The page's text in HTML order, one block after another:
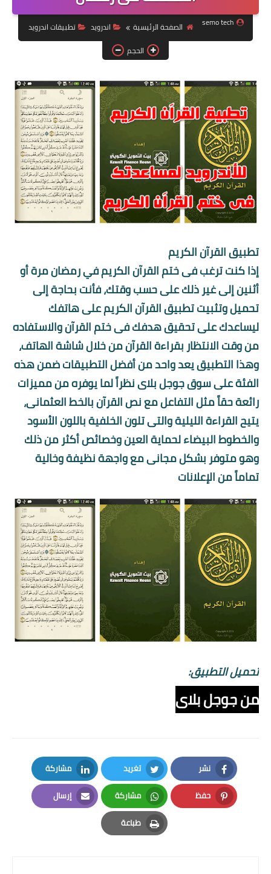
ويندوز 8.1
ويندوز 7
ويندوز xp
اندرويد
ايفون
مراجعات
الربح من الانترنت
الحماية
semo tech الصفحة الرئيسية اندرويد
تطبيقات اندرويد
الحجم
تطبيق القرآن الكريم
إذا كنت ترغب فى ختم القرآن الكريم في رمضان مرة أو
أثنين إلى غير ذلك على حسب وقتك، فأنت بحاجة إلى
تحميل وتثبيت تطبيق القرآن الكريم على هاتفك
ليساعدك على تحقيق هدفك فى ختم القرآن والاستفاده
من وقت الانتظار بقراءة القرآن من خلال شاشة الهاتف،
وهذا التطبيق يعد واحد من أفضل التطبيقات ضمن هذه
الفئة على سوق جوجل بلاى نظراً لما يوفره من مميزات
رائعة حقاً مثل التفاعل مع نص القرآن بالخط العثمانى،
يتيح القراءة الليلية والتى تلون الخلفية باللون الأسود
والخطوط البيضاء لحماية العين وخصائص أكثر من ذلك
وهو متوفر بشكل مجانى مع واجهة نظيفة وخالية
تماماً من الإعلانات
تحميل التطبيق:
من جوجل بلاى
نشر
Facebook
تغريد
Twitter
مشاركة
LinkedIn
حفظ
Pinterest
مشاركة
Whatsapp
إرسال
Email
طباعة
Print